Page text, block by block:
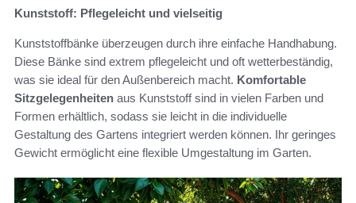
Kunststoff: Pflegeleicht und vielseitig
Kunststoffbänke überzeugen durch ihre einfache Handhabung.
Diese Bänke sind extrem pflegeleicht und oft wetterbeständig,
was sie ideal für den Außenbereich macht. Komfortable
Sitzgelegenheiten aus Kunststoff sind in vielen Farben und
Formen erhältlich, sodass sie leicht in die individuelle
Gestaltung des Gartens integriert werden können. Ihr geringes
Gewicht ermöglicht eine flexible Umgestaltung im Garten.